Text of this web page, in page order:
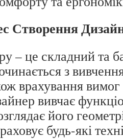
Створення
– це складний та
з
врахування
вивчає
його
будь-які